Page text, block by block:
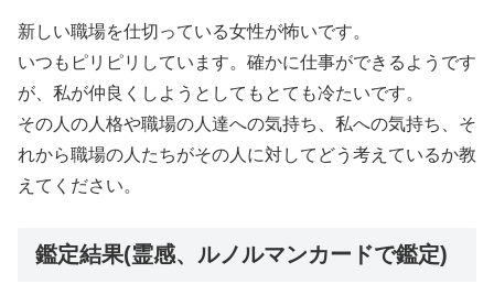
新しい職場を仕切っている女性が怖いです。
いつもピリピリしています。確かに仕事ができるようです
が、私が仲良くしようとしてもとても冷たいです。
その人の人格や職場の人達への気持ち、私への気持ち、そ
れから職場の人たちがその人に対してどう考えているか教
えてください。
鑑定結果(霊感、ルノルマンカードで鑑定)